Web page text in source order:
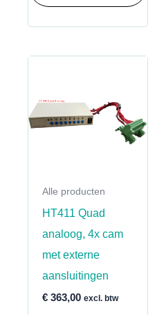
Alle producten
HT411 Quad
analoog, 4x cam
met externe
aansluitingen
€363,00 excl. btw